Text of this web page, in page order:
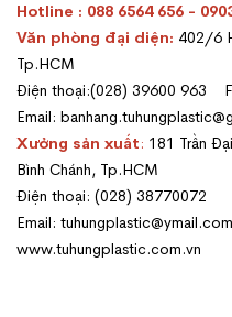
Hotline : 088 6564 656 -
Văn phòng đại diện: 402/6
Tp.HCM
Điện thoại:(028) 39600 963
Email:
Xưởng sản xuất: 181 Trần
Bình Chánh, Tp.HCM
Điện thoại: (028) 38770072
Email: tuhungplastic@ymail.com
www.tuhungplastic.com.vn